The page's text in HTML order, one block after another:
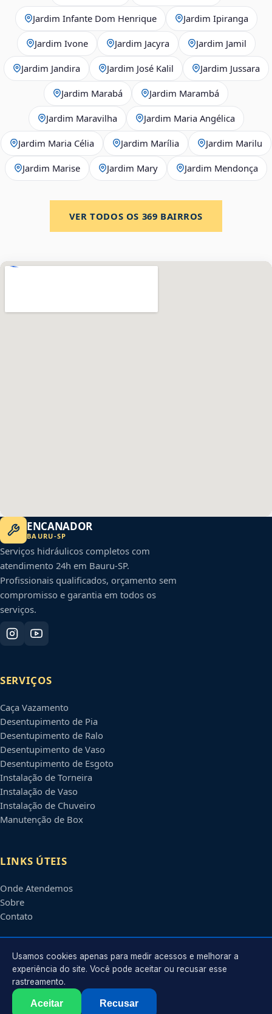
Jardim Infante Dom Henrique Jardim Ipiranga
Jardim Ivone Jardim Jacyra Jardim Jamil
Jardim Jandira Jardim José Kalil Jardim Jussara
Jardim Marabá Jardim Marambá
Jardim Maravilha Jardim Maria Angélica
Jardim Maria Célia Jardim Marília Jardim Marilu
Jardim Marise Jardim Mary Jardim Mendonça
VER TODOS OS 369 BAIRROS
ENCANADOR
BAURU-SP
Serviços hidráulicos completos com
atendimento 24h em Bauru-SP.
Profissionais qualificados, orçamento sem
compromisso e garantia em todos os
serviços.
SERVIÇOS
Caça Vazamento
Desentupimento de Pia
Desentupimento de Ralo
Desentupimento de Vaso
Desentupimento de Esgoto
Instalação de Torneira
Instalação de Vaso
Instalação de Chuveiro
Manutenção de Box
LINKS ÚTEIS
Onde Atendemos
Sobre
Contato
CONTATO
Atendimento em
contato@encanadoresbauru.com.br
Usamos cookies apenas para medir acessos e melhorar a
experiência do site. Você pode aceitar ou recusar esse
rastreamento.
Aceitar Recusar